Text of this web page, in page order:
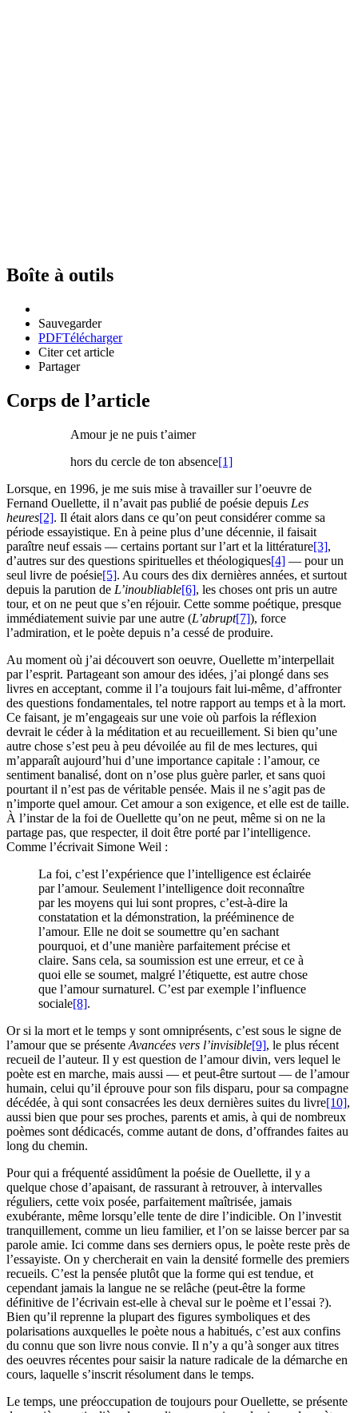
Boîte à outils
Sauvegarder
PDFTélécharger
Citer cet article
Partager
Corps de l’article
Amour je ne puis t’aimer
hors du cercle de ton absence[1]
Lorsque, en 1996, je me suis mise à travailler sur l’oeuvre de
Fernand Ouellette, il n’avait pas publié de poésie depuis Les
heures[2]. Il était alors dans ce qu’on peut considérer comme sa
période essayistique. En à peine plus d’une décennie, il faisait
paraître neuf essais — certains portant sur l’art et la littérature[3],
d’autres sur des questions spirituelles et théologiques[4] — pour un
seul livre de poésie[5]. Au cours des dix dernières années, et surtout
depuis la parution de L’inoubliable[6], les choses ont pris un autre
tour, et on ne peut que s’en réjouir. Cette somme poétique, presque
immédiatement suivie par une autre (L’abrupt[7]), force
l’admiration, et le poète depuis n’a cessé de produire.
Au moment où j’ai découvert son oeuvre, Ouellette m’interpellait
par l’esprit. Partageant son amour des idées, j’ai plongé dans ses
livres en acceptant, comme il l’a toujours fait lui-même, d’affronter
des questions fondamentales, tel notre rapport au temps et à la mort.
Ce faisant, je m’engageais sur une voie où parfois la réflexion
devrait le céder à la méditation et au recueillement. Si bien qu’une
autre chose s’est peu à peu dévoilée au fil de mes lectures, qui
m’apparaît aujourd’hui d’une importance capitale : l’amour, ce
sentiment banalisé, dont on n’ose plus guère parler, et sans quoi
pourtant il n’est pas de véritable pensée. Mais il ne s’agit pas de
n’importe quel amour. Cet amour a son exigence, et elle est de taille.
À l’instar de la foi de Ouellette qu’on ne peut, même si on ne la
partage pas, que respecter, il doit être porté par l’intelligence.
Comme l’écrivait Simone Weil :
La foi, c’est l’expérience que l’intelligence est éclairée
par l’amour. Seulement l’intelligence doit reconnaître
par les moyens qui lui sont propres, c’est-à-dire la
constatation et la démonstration, la prééminence de
l’amour. Elle ne doit se soumettre qu’en sachant
pourquoi, et d’une manière parfaitement précise et
claire. Sans cela, sa soumission est une erreur, et ce à
quoi elle se soumet, malgré l’étiquette, est autre chose
que l’amour surnaturel. C’est par exemple l’influence
sociale[8].
Or si la mort et le temps y sont omniprésents, c’est sous le signe de
l’amour que se présente Avancées vers l’invisible[9], le plus récent
recueil de l’auteur. Il y est question de l’amour divin, vers lequel le
poète est en marche, mais aussi — et peut-être surtout — de l’amour
humain, celui qu’il éprouve pour son fils disparu, pour sa compagne
décédée, à qui sont consacrées les deux dernières suites du livre[10],
aussi bien que pour ses proches, parents et amis, à qui de nombreux
poèmes sont dédicacés, comme autant de dons, d’offrandes faites au
long du chemin.
Pour qui a fréquenté assidûment la poésie de Ouellette, il y a
quelque chose d’apaisant, de rassurant à retrouver, à intervalles
réguliers, cette voix posée, parfaitement maîtrisée, jamais
exubérante, même lorsqu’elle tente de dire l’indicible. On l’investit
tranquillement, comme un lieu familier, et l’on se laisse bercer par sa
parole amie. Ici comme dans ses derniers opus, le poète reste près de
l’essayiste. On y chercherait en vain la densité formelle des premiers
recueils. C’est la pensée plutôt que la forme qui est tendue, et
cependant jamais la langue ne se relâche (peut-être la forme
définitive de l’écrivain est-elle à cheval sur le poème et l’essai ?).
Bien qu’il reprenne la plupart des figures symboliques et des
polarisations auxquelles le poète nous a habitués, c’est aux confins
du connu que son livre nous convie. Il n’y a qu’à songer aux titres
des oeuvres récentes pour saisir la nature radicale de la démarche en
cours, laquelle s’inscrit résolument dans le temps.
Le temps, une préoccupation de toujours pour Ouellette, se présente